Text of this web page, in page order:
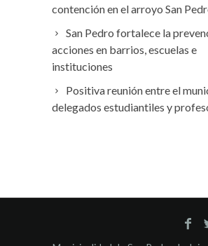
contención en el arroyo San
San Pedro fortalece la
acciones en barrios, escuelas e
instituciones
Positiva reunión entre el
delegados estudiantiles y